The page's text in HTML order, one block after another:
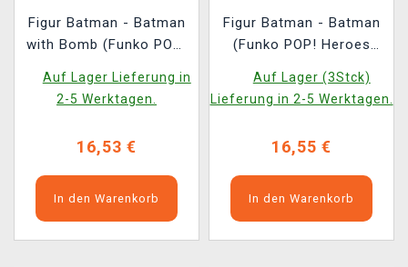
Figur Batman - Batman
with Bomb (Funko POP!
Auf Lager Lieferung in
2-5 Werktagen.
16,53 €
In den Warenkorb
Figur Batman - Batman
(Funko POP! Heroes
Auf Lager (3Stck)
Lieferung in 2-5 Werktagen.
16,55 €
In den Warenkorb